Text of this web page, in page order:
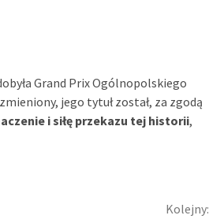
Grand Prix Ogólnopolskiego
jego tytuł został, za zgodą
i siłę przekazu tej historii,
Kolejny: